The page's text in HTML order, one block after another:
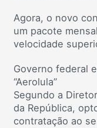
Agora, o novo
um pacote
velocidade
Governo federal
“Aerolula”
Segundo a
da República,
contratação ao